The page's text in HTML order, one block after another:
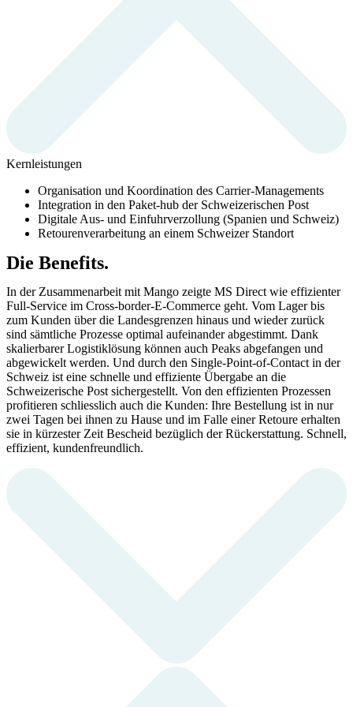
Kernleistungen
Organisation und Koordination des Carrier-Managements
Integration in den Paket-hub der Schweizerischen Post
Digitale Aus- und Einfuhrverzollung (Spanien und Schweiz)
Retourenverarbeitung an einem Schweizer Standort
Die Benefits.
In der Zusammenarbeit mit Mango zeigte MS Direct wie effizienter
Full-Service im Cross-border-E-Commerce geht. Vom Lager bis
zum Kunden über die Landesgrenzen hinaus und wieder zurück
sind sämtliche Prozesse optimal aufeinander abgestimmt. Dank
skalierbarer Logistiklösung können auch Peaks abgefangen und
abgewickelt werden. Und durch den Single-Point-of-Contact in der
Schweiz ist eine schnelle und effiziente Übergabe an die
Schweizerische Post sichergestellt. Von den effizienten Prozessen
profitieren schliesslich auch die Kunden: Ihre Bestellung ist in nur
zwei Tagen bei ihnen zu Hause und im Falle einer Retoure erhalten
sie in kürzester Zeit Bescheid bezüglich der Rückerstattung. Schnell,
effizient, kundenfreundlich.